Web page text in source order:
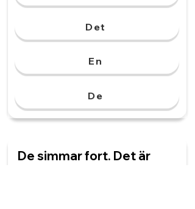
Det
En
De
De simmar fort. Det är